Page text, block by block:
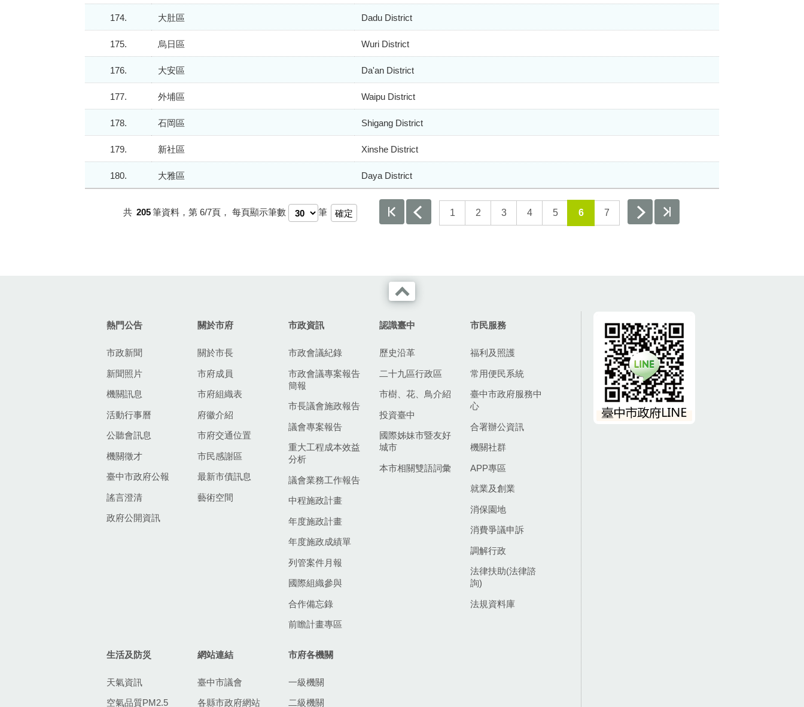
174. 大肚區 Dadu District
175. 烏日區 Wuri District
176. 大安區 Da'an District
177. 外埔區 Waipu District
178. 石岡區 Shigang District
179. 新社區 Xinshe District
180. 大雅區 Daya District
共 205筆資料，第 6/7頁， 每頁顯示筆數 筆 1 2 3 4 5 6 7
熱門公告
市政新聞
新聞照片
機關訊息
活動行事曆
公聽會訊息
機關徵才
臺中市政府公報
謠言澄清
政府公開資訊
關於市府
關於市長
市府成員
市府組織表
府徽介紹
市府交通位置
市民感謝區
最新市債訊息
藝術空間
市政資訊
市政會議紀錄
市政會議專案報告
簡報
市長議會施政報告
議會專案報告
重大工程成本效益
分析
議會業務工作報告
中程施政計畫
年度施政計畫
年度施政成績單
列管案件月報
國際組織參與
合作備忘錄
前瞻計畫專區
認識臺中
歷史沿革
二十九區行政區
市樹、花、鳥介紹
投資臺中
國際姊妹市暨友好
城市
本市相關雙語詞彙
市民服務
福利及照護
常用便民系統
臺中市政府服務中
心
合署辦公資訊
機關社群
APP專區
就業及創業
消保園地
消費爭議申訴
調解行政
法律扶助(法律諮
詢)
法規資料庫
生活及防災
天氣資訊
空氣品質PM2.5
網站連結
臺中市議會
各縣市政府網站
市府各機關
一級機關
二級機關